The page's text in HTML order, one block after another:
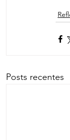
Posts recentes